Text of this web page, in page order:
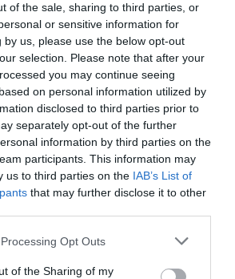
of the sale, sharing to third parties, or
or sensitive information for
by us, please use the below opt-out
selection. Please note that after your
you may continue seeing
on personal information utilized by
disclosed to third parties prior to
separately opt-out of the further
information by third parties on the
participants. This information may
us to third parties on the IAB’s List of
that may further disclose it to other
website/app uses one or more Google
or usage behaviour. You may click to
Opt Outs
of the Sharing of my
idején az eredeti, Rue de
Shakerspeare & Company
a boltban rengeteg híres író
Ernest HemingwayésF.